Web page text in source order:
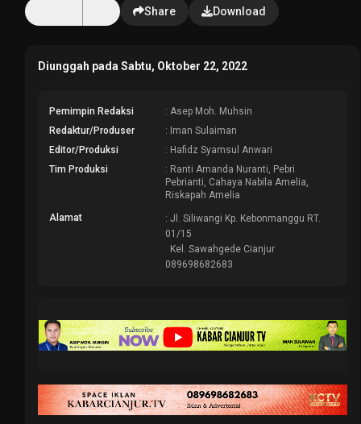
Share Download
Diunggah pada Sabtu, Oktober 22, 2022
Pemimpin Redaksi
: Asep Moh. Muhsin
Redaktur/Produser
: Iman Sulaiman
Editor/Produksi
: Hafidz Syamsul Anwari
Tim Produksi
: Ranti Amanda Nuranti, Pebri
Pebrianti, Cahaya Nabila Amelia,
Riskapah Amelia
Alamat
: Jl. Siliwangi Kp. Kebonmanggu RT.
01/15
Kel. Sawahgede Cianjur
089698682683